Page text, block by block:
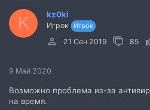
K kz0ki
Игрок Игрок
21 Сен 2019 85
9 Май 2020
Возможно проблема из-за
на время.